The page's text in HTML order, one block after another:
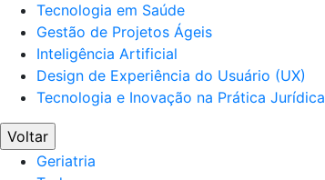
Tecnologia em Saúde
Gestão de Projetos Ágeis
Inteligência Artificial
Design de Experiência do Usuário (UX)
Tecnologia e Inovação na Prática Jurídica
Voltar
Geriatria